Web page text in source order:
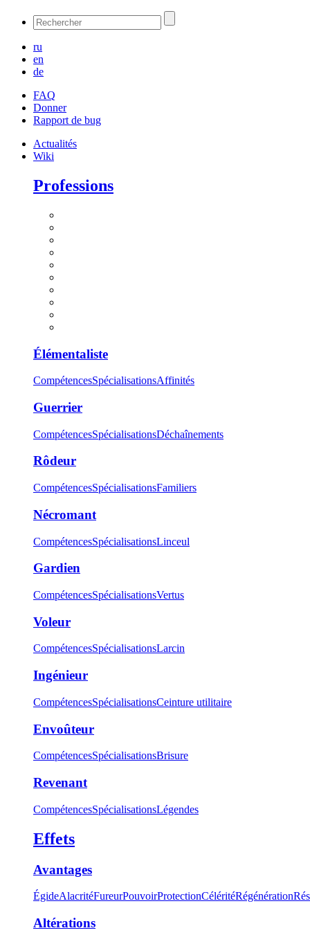
ru
en
de
FAQ
Donner
Rapport de bug
Actualités
Wiki
Professions
Élémentaliste
CompétencesSpécialisationsAffinités
Guerrier
CompétencesSpécialisationsDéchaînements
Rôdeur
CompétencesSpécialisationsFamiliers
Nécromant
CompétencesSpécialisationsLinceul
Gardien
CompétencesSpécialisationsVertus
Voleur
CompétencesSpécialisationsLarcin
Ingénieur
CompétencesSpécialisationsCeinture utilitaire
Envoûteur
CompétencesSpécialisationsBrisure
Revenant
CompétencesSpécialisationsLégendes
Effets
Avantages
ÉgideAlacritéFureurPouvoirProtectionCéléritéRégénération
Altérations